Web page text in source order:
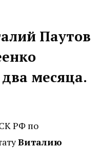
Паутов
месяца.
РФ по
Виталию